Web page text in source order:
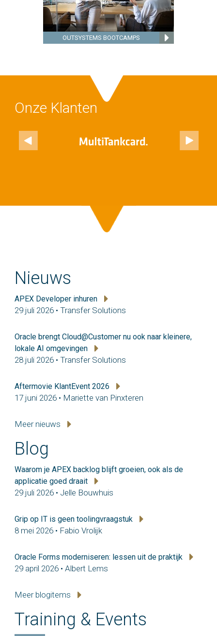
OUTSYSTEMS BOOTCAMPS
Onze Klanten
Nieuws
APEX Developer inhuren
29 juli 2026 • Transfer Solutions
Oracle brengt Cloud@Customer nu ook naar kleinere,
lokale AI omgevingen
28 juli 2026 • Transfer Solutions
Aftermovie KlantEvent 2026
17 juni 2026 • Mariette van Pinxteren
Meer nieuws
Blog
Waarom je APEX backlog blijft groeien, ook als de
applicatie goed draait
29 juli 2026 • Jelle Bouwhuis
Grip op IT is geen toolingvraagstuk
8 mei 2026 • Fabio Vrolijk
Oracle Forms moderniseren: lessen uit de praktijk
29 april 2026 • Albert Lems
Meer blogitems
Training & Events